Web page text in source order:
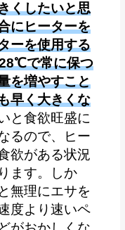
くしたいと思
にヒーターを
ーを使用する
で常に保つ
を増やすこと
早く大きくな
と食欲旺盛に
るので、ヒー
欲がある状況
ます。しか
無理にエサを
度より速いペ